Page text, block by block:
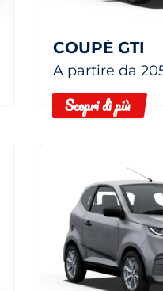
COUPÉ GTI
A partire da
Scopri di più